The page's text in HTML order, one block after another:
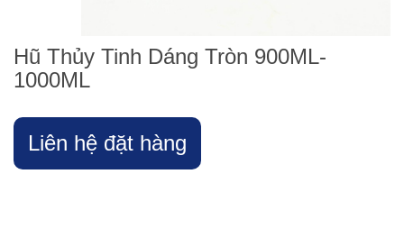
Hũ Thủy Tinh Dáng Tròn 900ML-
1000ML
Liên hệ đặt hàng